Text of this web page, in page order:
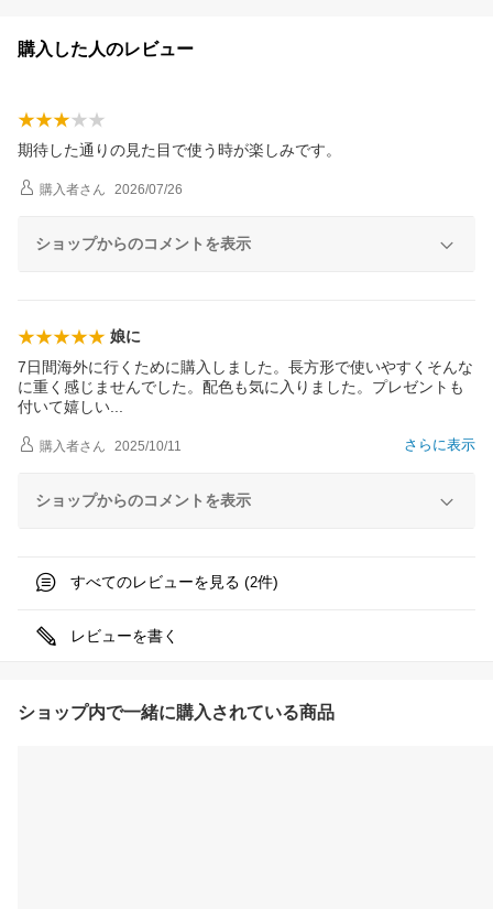
購入した人のレビュー
期待した通りの見た目で使う時が楽しみです。
購入者さん 2026/07/26
ショップからのコメントを表示
娘に
7日間海外に行くために購入しました。長方形で使いやすくそんな
に重く感じませんでした。配色も気に入りました。プレゼントも
付いて嬉しい
さらに表示
購入者さん 2025/10/11
ショップからのコメントを表示
すべてのレビューを見る (2件)
レビューを書く
ショップ内で一緒に購入されている商品